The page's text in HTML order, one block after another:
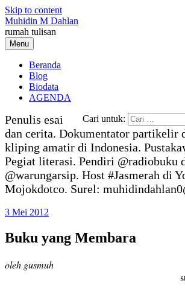
Skip to content
Muhidin M Dahlan
rumah tulisan
Menu
Beranda
Blog
Biodata
AGENDA
Cari untuk:
Penulis esai
dan cerita. Dokumentator partikelir
kliping amatir di Indonesia.
Pegiat literasi. Pendiri @radiobuku
@warungarsip. Host #Jasmerah di
Mojokdotco. Surel:
3 Mei 2012
Buku yang Membara
oleh gusmuh